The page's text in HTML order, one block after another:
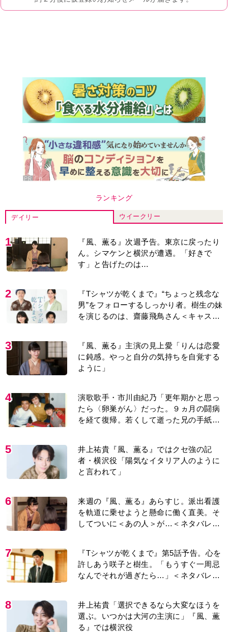
ランキング
デイリー ウイークリー
1
『風、薫る』次週予告。東京に戻ったり
ん。シマケンと横沢が遭遇。「好きで
す」と告げたのは…
2
『Tシャツが乾くまで』“ちょっと残念な
男”をフォローするしっかり者。樹生の妹
を演じるのは、齋藤飛鳥さん＜キャスト
3
『風、薫る』主演の見上愛「りんは恋愛
に鈍感。やっと自分の気持ちを自覚する
ように」
4
演歌歌手・市川由紀乃「更年期かと思っ
たら〈卵巣がん〉だった。９ヵ月の闘病
を経て復帰。若くして逝った兄の手紙を
5
井上祐貴『風、薫る』ではクセ強の記
者・横沢役「陽気なイタリア人のように
と言われて」
6
来週の『風、薫る』あらすじ。派出看護
を軌道に乗せようと懸命に働く直美。そ
してついに＜あの人＞が…＜ネタバレあ
7
『Tシャツが乾くまで』第5話予告。心を
許しあう咲子と樹生。「もうすぐ一周忌
なんでそれが過ぎたら…」＜ネタバレあ
8
井上祐貴「選択できるなら大変なほうを
選ぶ。いつかは大河の主演に」『風、薫
る』では横沢役